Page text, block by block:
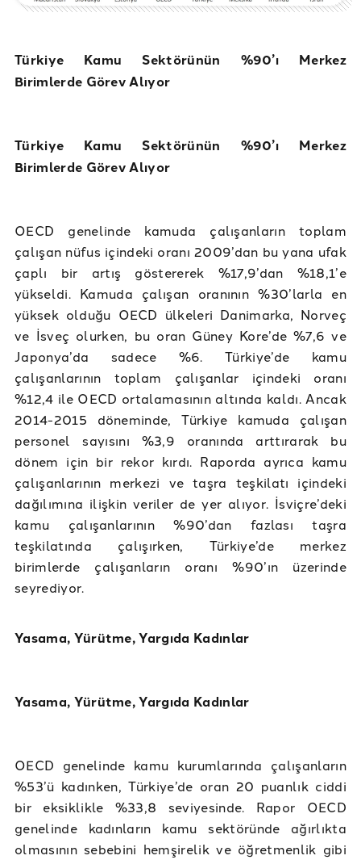
Türkiye Kamu Sektörünün %90’ı Merkez
Birimlerde Görev Alıyor
Türkiye Kamu Sektörünün %90’ı Merkez
Birimlerde Görev Alıyor
OECD genelinde kamuda çalışanların toplam
çalışan nüfus içindeki oranı 2009’dan bu yana ufak
çaplı bir artış göstererek %17,9’dan %18,1’e
yükseldi. Kamuda çalışan oranının %30’larla en
yüksek olduğu OECD ülkeleri Danimarka, Norveç
ve İsveç olurken, bu oran Güney Kore’de %7,6 ve
Japonya’da sadece %6. Türkiye’de kamu
çalışanlarının toplam çalışanlar içindeki oranı
%12,4 ile OECD ortalamasının altında kaldı. Ancak
2014-2015 döneminde, Türkiye kamuda çalışan
personel sayısını %3,9 oranında arttırarak bu
dönem için bir rekor kırdı. Raporda ayrıca kamu
çalışanlarının merkezi ve taşra teşkilatı içindeki
dağılımına ilişkin veriler de yer alıyor. İsviçre’deki
kamu çalışanlarının %90’dan fazlası taşra
teşkilatında çalışırken, Türkiye’de merkez
birimlerde çalışanların oranı %90’ın üzerinde
seyrediyor.
Yasama, Yürütme, Yargıda Kadınlar
Yasama, Yürütme, Yargıda Kadınlar
OECD genelinde kamu kurumlarında çalışanların
%53’ü kadınken, Türkiye’de oran 20 puanlık ciddi
bir eksiklikle %33,8 seviyesinde. Rapor OECD
genelinde kadınların kamu sektöründe ağırlıkta
olmasının sebebini hemşirelik ve öğretmenlik gibi